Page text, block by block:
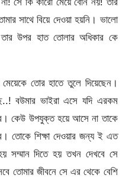
সাথে বিয়ে দেওয়া হয়নি। ভালো
উপর হাত তোলার অধিকার কে
তোর হাতে তুলে দিয়েছেন।
বউমার ভাইরা এসে যদি এরকম
কেউ উপযুক্ত হয়ে আসে না তাকে
তোকে শিক্ষা দেওয়ার জন্য ই এত
সম্মান দিতে হয় তখন দেখবে সে
তোমার জীবনে সে এর থেকে বেশি